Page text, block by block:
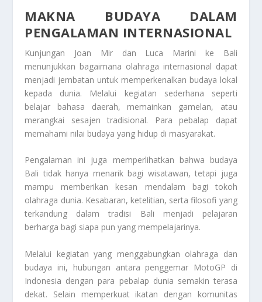
MAKNA BUDAYA DALAM
PENGALAMAN INTERNASIONAL
Kunjungan Joan Mir dan Luca Marini ke Bali
menunjukkan bagaimana olahraga internasional dapat
menjadi jembatan untuk memperkenalkan budaya lokal
kepada dunia. Melalui kegiatan sederhana seperti
belajar bahasa daerah, memainkan gamelan, atau
merangkai sesajen tradisional. Para pebalap dapat
memahami nilai budaya yang hidup di masyarakat.
Pengalaman ini juga memperlihatkan bahwa budaya
Bali tidak hanya menarik bagi wisatawan, tetapi juga
mampu memberikan kesan mendalam bagi tokoh
olahraga dunia. Kesabaran, ketelitian, serta filosofi yang
terkandung dalam tradisi Bali menjadi pelajaran
berharga bagi siapa pun yang mempelajarinya.
Melalui kegiatan yang menggabungkan olahraga dan
budaya ini, hubungan antara penggemar MotoGP di
Indonesia dengan para pebalap dunia semakin terasa
dekat. Selain memperkuat ikatan dengan komunitas